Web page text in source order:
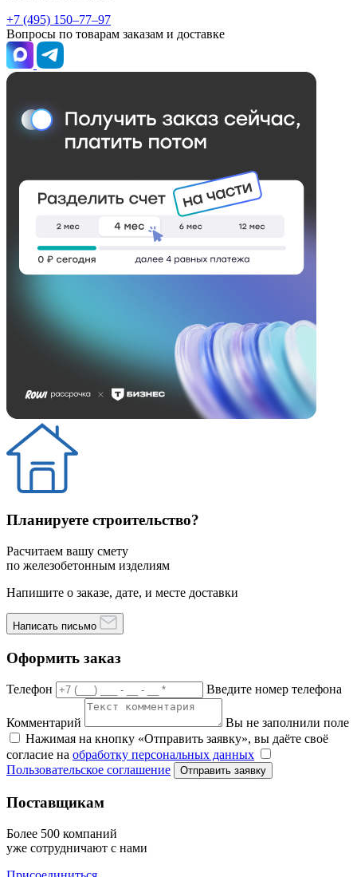
+7 (495) 150–77–97
Вопросы по товарам заказам и доставке
Планируете строительство?
Расчитаем вашу смету
по железобетонным изделиям
Напишите о заказе, дате, и месте доставки
Написать письмо
Оформить заказ
Телефон Введите номер телефона
Комментарий
Вы не заполнили поле
Нажимая на кнопку «Отправить заявку», вы даёте своё
согласие на обработку персональных данных
Пользовательское соглашение
Отправить заявку
Поставщикам
Более 500 компаний
уже сотрудничают с нами